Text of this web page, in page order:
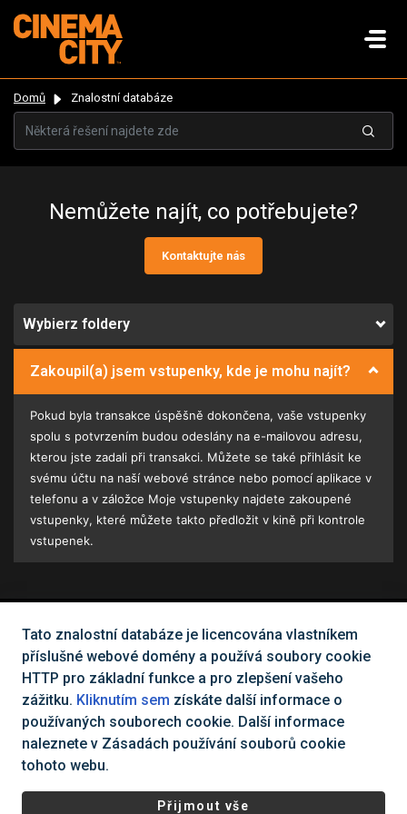
Domů Znalostní databáze
Nemůžete najít, co potřebujete?
Kontaktujte nás
Wybierz foldery
Zakoupil(a) jsem vstupenky, kde je mohu najít?
Pokud byla transakce úspěšně dokončena, vaše vstupenky
spolu s potvrzením budou odeslány na e-mailovou adresu,
kterou jste zadali při transakci. Můžete se také přihlásit ke
svému účtu na naší webové stránce nebo pomocí aplikace v
telefonu a v záložce Moje vstupenky najdete zakoupené
vstupenky, které můžete takto předložit v kině při kontrole
vstupenek.
Nemůžete najít, co potřebujete?
Kontaktujte nás
Všechna práva vyhrazena Cinema City Česká republika
Všeobecné obchodní podmínky |
Ochrana osobních údajů a
Tato znalostní databáze je licencována vlastníkem
příslušné webové domény a používá soubory cookie
HTTP pro základní funkce a pro zlepšení vašeho
zážitku. Kliknutím sem získáte další informace o
používaných souborech cookie. Další informace
naleznete v Zásadách používání souborů cookie
tohoto webu.
Přijmout vše